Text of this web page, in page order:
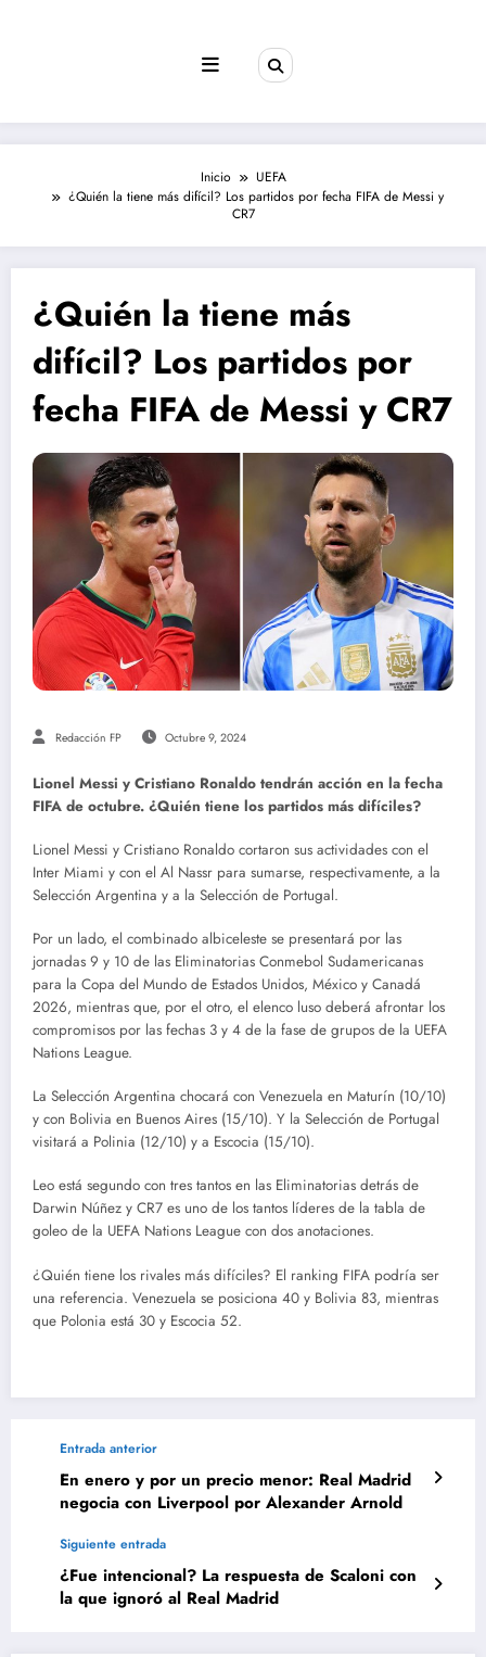
Inicio
UEFA
¿Quién la tiene más difícil? Los partidos por fecha FIFA de Messi y
CR7
¿Quién la tiene más
difícil? Los partidos por
fecha FIFA de Messi y CR7
Redacción FP Octubre 9, 2024
Lionel Messi y Cristiano Ronaldo tendrán acción en la fecha
FIFA de octubre. ¿Quién tiene los partidos más difíciles?
Lionel Messi y Cristiano Ronaldo cortaron sus actividades con el
Inter Miami y con el Al Nassr para sumarse, respectivamente, a la
Selección Argentina y a la Selección de Portugal.
Por un lado, el combinado albiceleste se presentará por las
jornadas 9 y 10 de las Eliminatorias Conmebol Sudamericanas
para la Copa del Mundo de Estados Unidos, México y Canadá
2026, mientras que, por el otro, el elenco luso deberá afrontar los
compromisos por las fechas 3 y 4 de la fase de grupos de la UEFA
Nations League.
La Selección Argentina chocará con Venezuela en Maturín (10/10)
y con Bolivia en Buenos Aires (15/10). Y la Selección de Portugal
visitará a Polinia (12/10) y a Escocia (15/10).
Leo está segundo con tres tantos en las Eliminatorias detrás de
Darwin Núñez y CR7 es uno de los tantos líderes de la tabla de
goleo de la UEFA Nations League con dos anotaciones.
¿Quién tiene los rivales más difíciles? El ranking FIFA podría ser
una referencia. Venezuela se posiciona 40 y Bolivia 83, mientras
que Polonia está 30 y Escocia 52.
Entrada anterior
En enero y por un precio menor: Real Madrid
negocia con Liverpool por Alexander Arnold
Siguiente entrada
¿Fue intencional? La respuesta de Scaloni con
la que ignoró al Real Madrid